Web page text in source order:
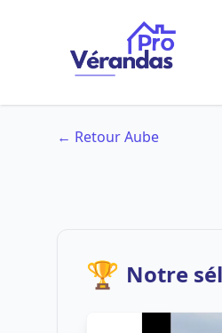
← Retour Aube
🏆 Notre